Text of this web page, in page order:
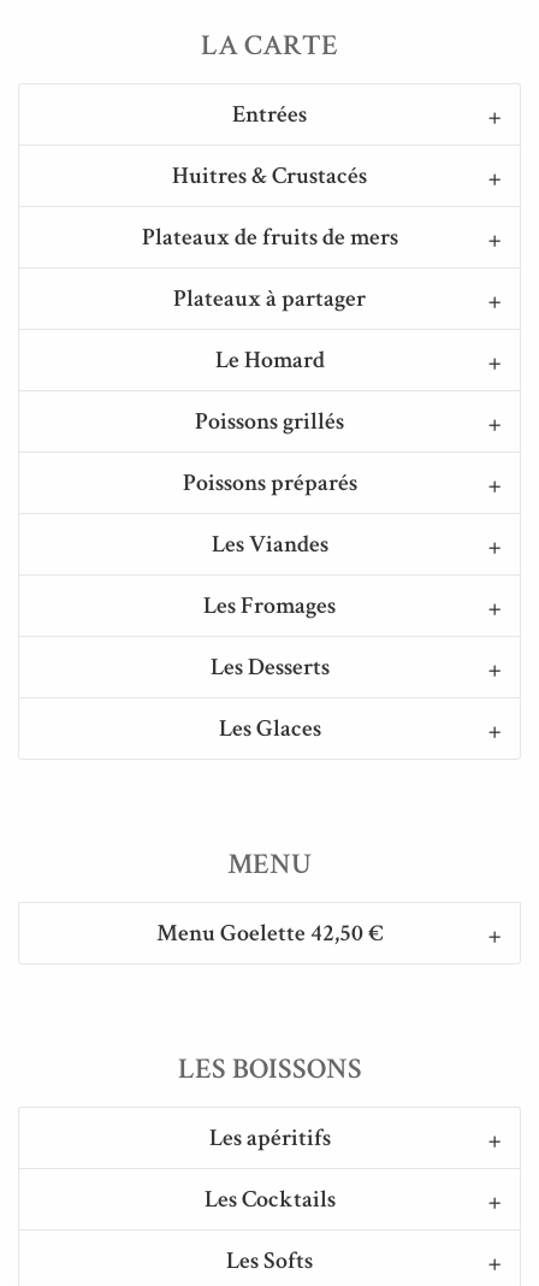
LA CARTE
Entrées
Huitres & Crustacés
Plateaux de fruits de mers
Plateaux à partager
Le Homard
Poissons grillés
Poissons préparés
Les Viandes
Les Fromages
Les Desserts
Les Glaces
MENU
Menu Goelette 42,50 €
LES BOISSONS
Les apéritifs
Les Cocktails
Les Softs